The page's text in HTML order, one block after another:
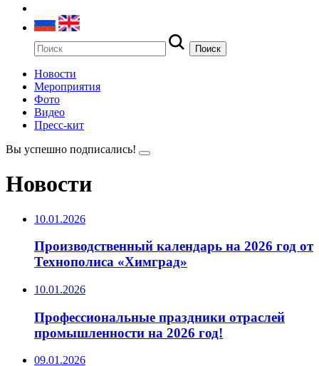
Новости
Мероприятия
Фото
Видео
Пресс-кит
Вы успешно подписались!
Новости
10.01.2026
Производственный календарь на 2026 год от
Технополиса «Химград»
10.01.2026
Профессиональные праздники отраслей
промышленности на 2026 год!
09.01.2026